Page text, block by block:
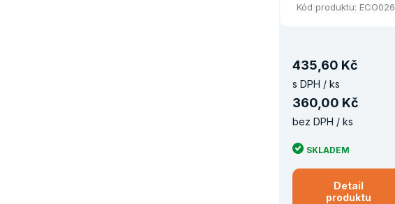
Kód produktu: ECO026
435 60 Kč
s DPH / ks
360 00 Kč
bez DPH / ks
SKLADEM
Detail
produktu